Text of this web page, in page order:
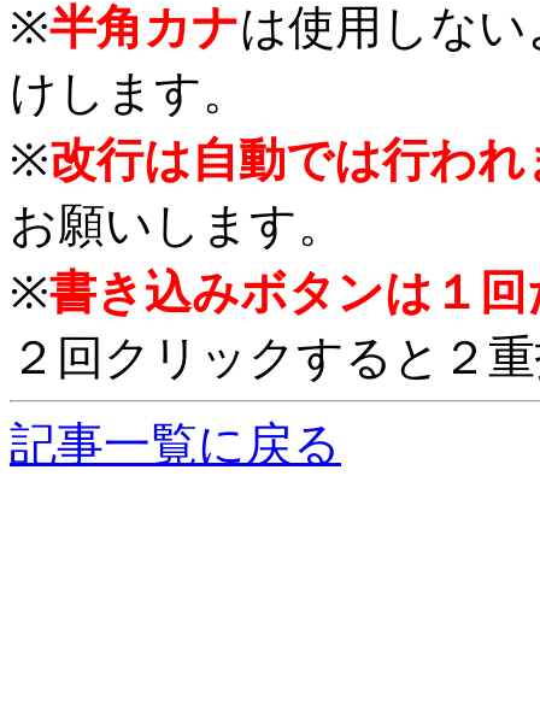
※半角カナは使用しな
けします。
※改行は自動では行わ
お願いします。
※書き込みボタンは１
２回クリックすると２
記事一覧に戻る